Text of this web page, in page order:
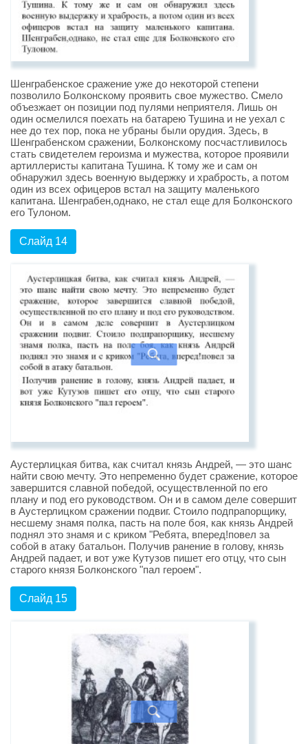
Шенграбенское сражение уже до некоторой степени
позволило Болконскому проявить свое мужество. Смело
объезжает он позиции под пулями неприятеля. Лишь он
один осмелился поехать на батарею Тушина и не уехал с
нее до тех пор, пока не убраны были орудия. Здесь, в
Шенграбенском сражении, Болконскому посчастливилось
стать свидетелем героизма и мужества, которое проявили
артиллеристы капитана Тушина. К тому же и сам он
обнаружил здесь военную выдержку и храбрость, а потом
один из всех офицеров встал на защиту маленького
капитана. Шенграбен,однако, не стал еще для Болконского
его Тулоном.
Слайд 14
Аустерлицкая битва, как считал князь Андрей, — это шанс
найти свою мечту. Это непременно будет сражение, которое
завершится славной победой, осуществленной по его
плану и под его руководством. Он и в самом деле совершит
в Аустерлицком сражении подвиг. Стоило подпрапорщику,
несшему знамя полка, пасть на поле боя, как князь Андрей
поднял это знамя и с криком "Ребята, вперед!повел за
собой в атаку батальон. Получив ранение в голову, князь
Андрей падает, и вот уже Кутузов пишет его отцу, что сын
старого князя Болконского "пал героем".
Слайд 15